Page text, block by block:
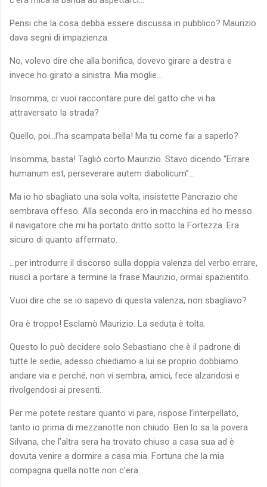
Pensi che la cosa debba essere discussa in pubblico? Maurizio
dava segni di impazienza.
No, volevo dire che alla bonifica, dovevo girare a destra e
invece ho girato a sinistra. Mia moglie…
Insomma, ci vuoi raccontare pure del gatto che vi ha
attraversato la strada?
Quello, poi…l’ha scampata bella! Ma tu come fai a saperlo?
Insomma, basta! Tagliò corto Maurizio. Stavo dicendo “Errare
humanum est, perseverare autem diabolicum”…
Ma io ho sbagliato una sola volta, insistette Pancrazio che
sembrava offeso. Alla seconda ero in macchina ed ho messo
il navigatore che mi ha portato dritto sotto la Fortezza. Era
sicuro di quanto affermato.
…per introdurre il discorso sulla doppia valenza del verbo errare,
riuscì a portare a termine la frase Maurizio, ormai spazientito.
Vuoi dire che se io sapevo di questa valenza, non sbagliavo?
Ora è troppo! Esclamò Maurizio. La seduta è tolta.
Questo lo può decidere solo Sebastiano che è il padrone di
tutte le sedie, adesso chiediamo a lui se proprio dobbiamo
andare via e perché, non vi sembra, amici, fece alzandosi e
rivolgendosi ai presenti.
Per me potete restare quanto vi pare, rispose l’interpellato,
tanto io prima di mezzanotte non chiudo. Ben lo sa la povera
Silvana, che l’altra sera ha trovato chiuso a casa sua ad è
dovuta venire a dormire a casa mia. Fortuna che la mia
compagna quella notte non c’era…